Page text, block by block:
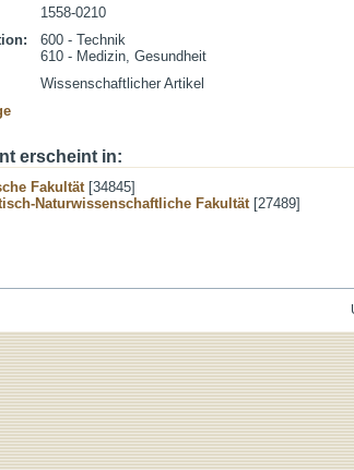
1558-0210
600 - Technik
610 - Medizin, Gesundheit
Wissenschaftlicher Artikel
erscheint in:
Fakultät[34845]
Naturwissenschaftliche Fakultät[27489]